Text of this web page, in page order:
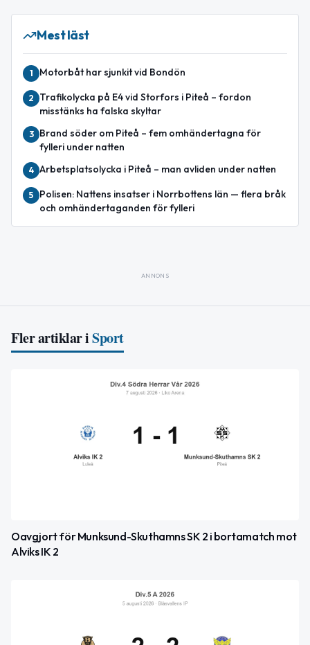
Mest läst
1 Motorbåt har sjunkit vid Bondön
2
Trafikolycka på E4 vid Storfors i Piteå – fordon
misstänks ha falska skyltar
3
Brand söder om Piteå – fem omhändertagna för
fylleri under natten
4 Arbetsplatsolycka i Piteå – man avliden under natten
5
Polisen: Nattens insatser i Norrbottens län — flera bråk
och omhändertaganden för fylleri
ANNONS
Fler artiklar iSport
Oavgjort för Munksund-Skuthamns SK 2 i bortamatch mot
Alviks IK 2